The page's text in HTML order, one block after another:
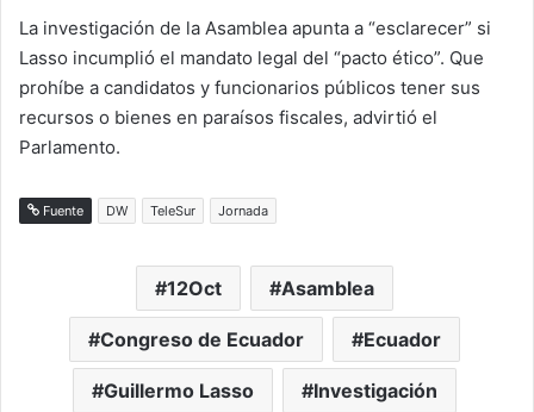
La investigación de la Asamblea apunta a “esclarecer” si
Lasso incumplió el mandato legal del “pacto ético”. Que
prohíbe a candidatos y funcionarios públicos tener sus
recursos o bienes en paraísos fiscales, advirtió el
Parlamento.
Fuente DW TeleSur Jornada
12Oct Asamblea
Congreso de Ecuador Ecuador
Guillermo Lasso Investigación